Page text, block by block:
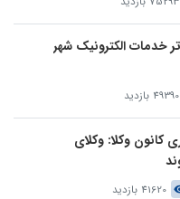
خدمات الکترونیک شهر
49390 بازدید
کانون وکلا: وکلای
41620 بازدید